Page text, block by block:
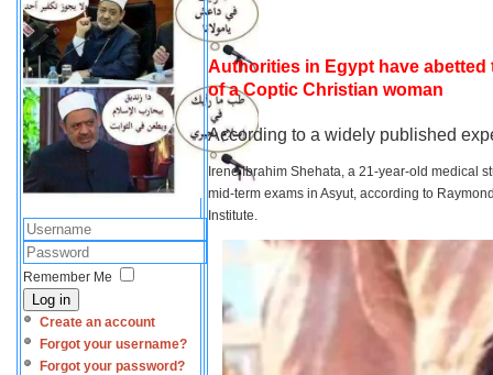
Remember Me
Log in
Create an account
Forgot your username?
Forgot your password?
Authorities in Egypt have
of a Coptic Christian woman
According to a widely published
Irene Ibrahim Shehata, a 21-year-old medical
mid-term exams in Asyut, according to
Institute.